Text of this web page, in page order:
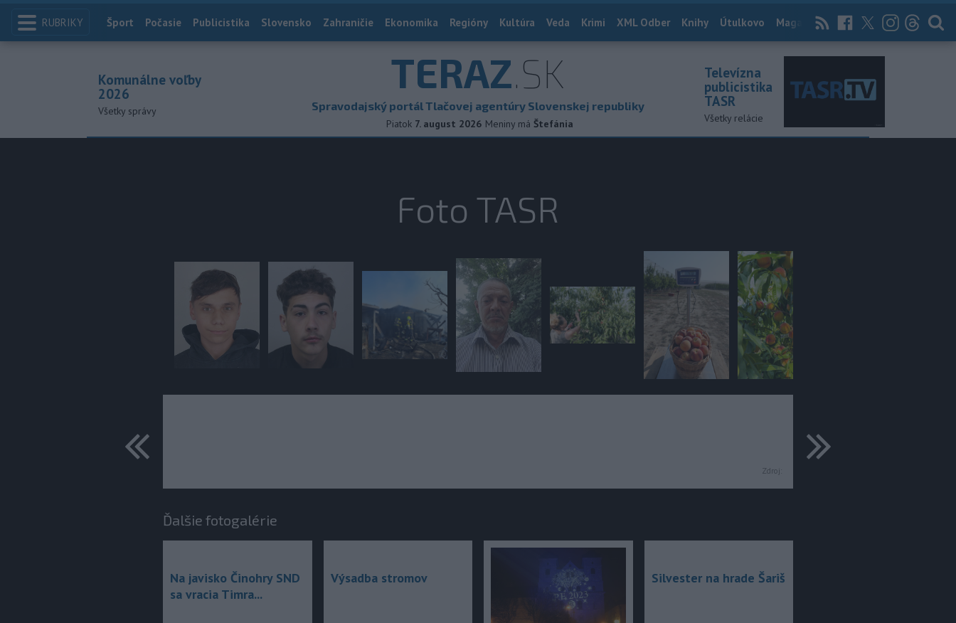
RUBRIKY Index
Šport Počasie Publicistika Slovensko Zahraničie Ekonomika Regióny Kultúra Veda Krimi XML Odber Knihy Útulkovo Magazín News Now Archív
TERAZ.SK
Spravodajský portál Tlačovej agentúry Slovenskej republiky
Piatok 7. august 2026 Meniny má Štefánia
Komunálne voľby
2026
Všetky správy
Televízna
publicistika
TASR
Všetky relácie
Foto TASR
Zdroj:
predchádzajúce ďalšie
Ďalšie fotogalérie
Na javisko Činohry SND
sa vracia Timra...
Výsadba stromov Silvester na hrade Šariš